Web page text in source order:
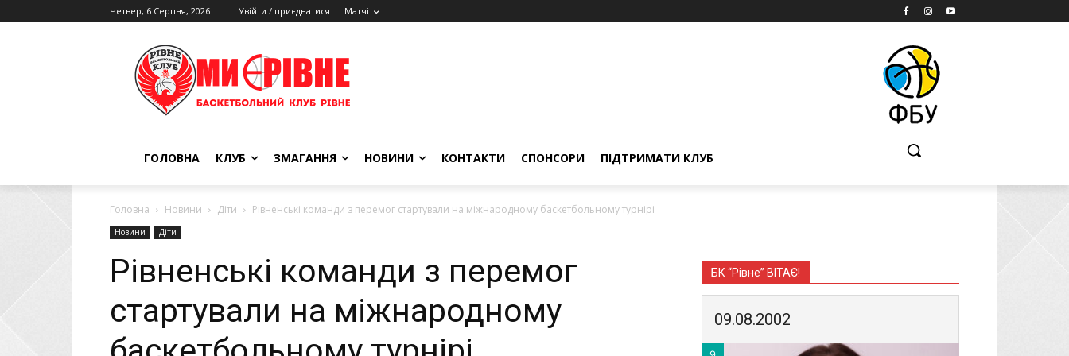
Четвер, 6 Серпня, 2026 Увійти / приєднатися Матчі
ГОЛОВНА КЛУБ ЗМАГАННЯ НОВИНИ КОНТАКТИ СПОНСОРИ ПІДТРИМАТИ КЛУБ
Головна Новини Діти Рівненські команди з перемог стартували на міжнародному баскетбольному турнірі
Новини Діти
Рівненські команди з перемог
стартували на міжнародному
БК “Рівне” ВІТАЄ!
09.08.2002